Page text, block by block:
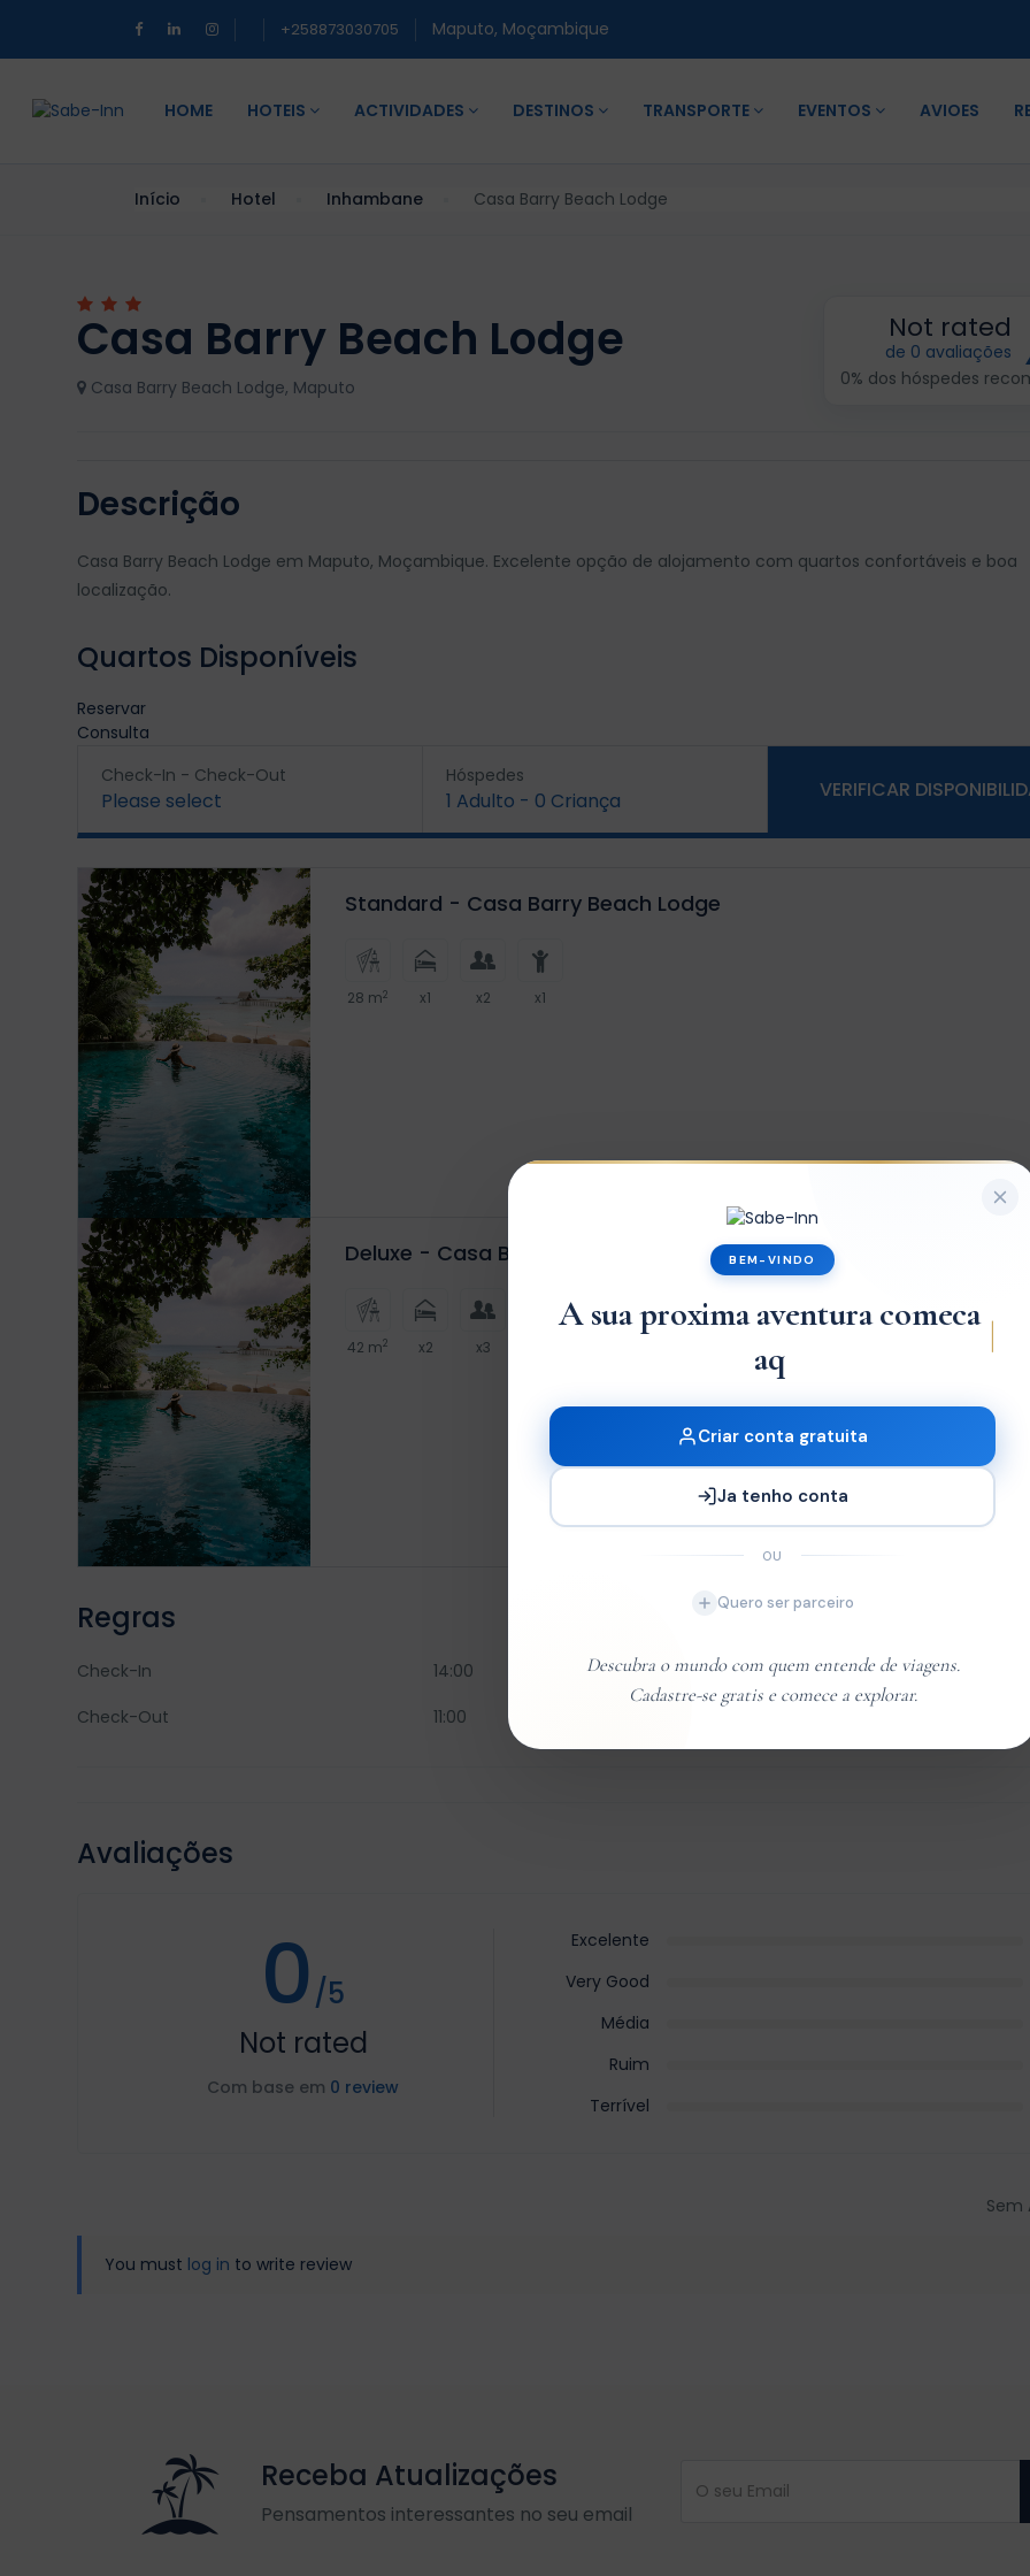
+258873030705 Maputo, Moçambique
HOME HOTEIS ACTIVIDADES DESTINOS TRANSPORTE EVENTOS AVIOES
Início Hotel Inhambane Casa Barry Beach Lodge
Casa Barry Beach Lodge
Casa Barry Beach Lodge, Maputo
Not rated
de 0 avaliações
0% dos hóspedes
Descrição
Casa Barry Beach Lodge em Maputo, Moçambique. Excelente opção de alojamento com quartos confortáveis e boa
localização.
Quartos Disponíveis
Reservar
Consulta
Check-In - Check-Out
Please select
Hóspedes
1 Adulto - 0 Criança VERIFICAR
Standard - Casa Barry Beach Lodge
28 m2 x1 x2 x1
Deluxe - Casa Barry Beach Lodge
42 m2 x2 x3
Regras
Check-In
14:00
Check-Out
11:00
Avaliações
0/5
Not rated
Com base em 0 review
Excelente
Very Good
Média
Ruim
Terrível
Sem
You must log in to write review
Receba Atualizações
Pensamentos interessantes no seu email
BEM-VINDO
A sua proxima aventura comeca
aqui.
Criar conta gratuita
Ja tenho conta
OU
Quero ser parceiro
Descubra o mundo com quem entende de viagens.
Cadastre-se gratis e comece a explorar.